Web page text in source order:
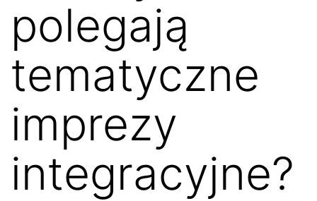
polegają
tematyczne
imprezy
integracyjne?